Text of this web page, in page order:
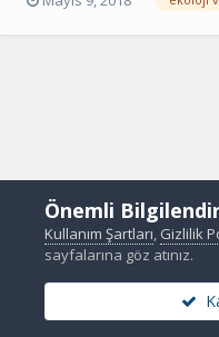
atmosferden doğrudan
Önemli
Kullanım Şartları, Gizlilik
sayfalarına göz atınız.